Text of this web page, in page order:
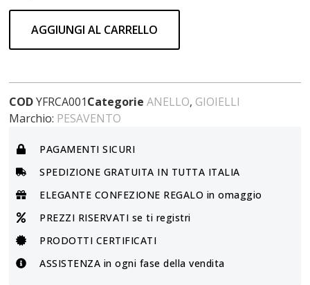
AGGIUNGI AL CARRELLO
CODYFRCA001Categorie ANELLO, GIOIELLI
Marchio: PESAVENTO
PAGAMENTI SICURI
SPEDIZIONE GRATUITA IN TUTTA ITALIA
ELEGANTE CONFEZIONE REGALO in omaggio
PREZZI RISERVATI se ti registri
PRODOTTI CERTIFICATI
ASSISTENZA in ogni fase della vendita